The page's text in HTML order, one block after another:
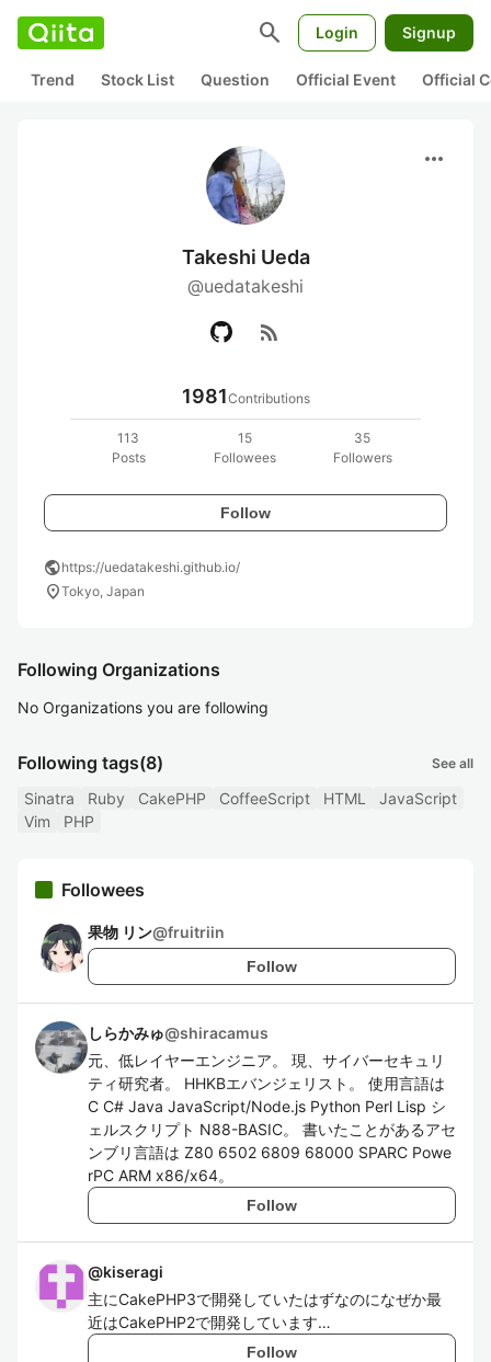
search Login Signup
Trend Stock List Question Official Event Official
more_horiz
Takeshi Ueda
@uedatakeshi
rss_feed
1981Contributions
113
Posts
15
Followees
35
Followers
Follow
publichttps://uedatakeshi.github.io/
location_onTokyo, Japan
Following Organizations
No Organizations you are following
Following tags(8) See all
Sinatra Ruby CakePHP CoffeeScript HTML
JavaScript
Vim
PHP
Followees
果物 リン@fruitriin
Follow
しらかみゅ@shiracamus
元、低レイヤーエンジニア。 現、サイバーセキュリ
ティ研究者。 HHKBエバンジェリスト。 使用言語は
C C# Java JavaScript/Node.js Python Perl Lisp シ
ェルスクリプト N88-BASIC。 書いたことがあるアセ
ンブリ言語は Z80 6502 6809 68000 SPARC Powe
rPC ARM x86/x64。
Follow
@kiseragi
主にCakePHP3で開発していたはずなのになぜか最
近はCakePHP2で開発しています…
Follow